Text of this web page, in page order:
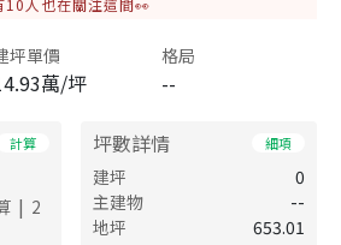
10 人也在關注這間👀
坪單價
萬/坪
格局
--
計算
| 2
坪數詳情 細項
建坪
0
主建物
--
地坪
653.01